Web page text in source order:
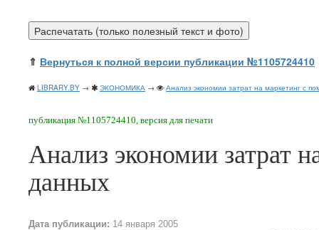
⇑ Вернуться к полной версии публикации №1105724410
LIBRARY.BY → ЭКОНОМИКА → Анализ экономии затрат на маркетинг с
публикация №1105724410, версия для печати
Анализ экономии затрат
данных
Дата публикации: 14 января 2005